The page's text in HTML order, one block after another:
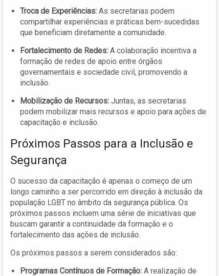
Troca de Experiências: As secretarias podem
compartilhar experiências e práticas bem-sucedidas
que beneficiam diretamente a comunidade.
Fortalecimento de Redes: A colaboração incentiva a
formação de redes de apoio entre órgãos
governamentais e sociedade civil, promovendo a
inclusão.
Mobilização de Recursos: Juntas, as secretarias
podem mobilizar mais recursos e apoio para ações de
capacitação e inclusão.
Próximos Passos para a Inclusão e
Segurança
O sucesso da capacitação é apenas o começo de um
longo caminho a ser percorrido em direção à inclusão da
população LGBT no âmbito da segurança pública. Os
próximos passos incluem uma série de iniciativas que
buscam garantir a continuidade da formação e o
fortalecimento das ações de inclusão.
Os próximos passos a serem considerados são:
Programas Contínuos de Formação: A realização de